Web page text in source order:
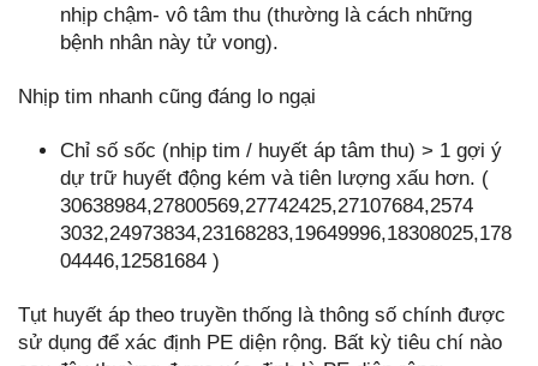
nhịp chậm- vô tâm thu (thường là cách những
bệnh nhân này tử vong).
Nhịp tim nhanh cũng đáng lo ngại
Chỉ số sốc (nhịp tim / huyết áp tâm thu) > 1 gợi ý
dự trữ huyết động kém và tiên lượng xấu hơn. (
30638984,27800569,27742425,27107684,2574
3032,24973834,23168283,19649996,18308025,178
04446,12581684 )
Tụt huyết áp theo truyền thống là thông số chính được
sử dụng để xác định PE diện rộng. Bất kỳ tiêu chí nào